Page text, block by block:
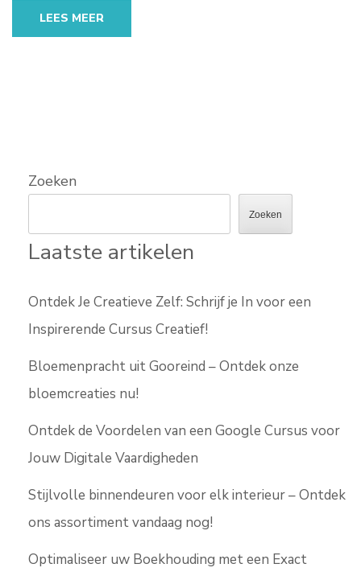
LEES MEER
Zoeken
Zoeken
Laatste artikelen
Ontdek Je Creatieve Zelf: Schrijf je In voor een
Inspirerende Cursus Creatief!
Bloemenpracht uit Gooreind – Ontdek onze
bloemcreaties nu!
Ontdek de Voordelen van een Google Cursus voor
Jouw Digitale Vaardigheden
Stijlvolle binnendeuren voor elk interieur – Ontdek
ons assortiment vandaag nog!
Optimaliseer uw Boekhouding met een Exact